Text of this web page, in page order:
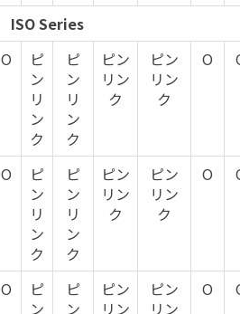
ISO Series
O
ピ
ン
リ
ン
ク
ピ
ン
リ
ン
ク
ピン
リン
ク
ピン
リン
ク
O
O
ピ
ン
リ
ン
ク
ピ
ン
リ
ン
ク
ピン
リン
ク
ピン
リン
ク
O
O
ピ
ン
ピ
ン
ピン
リン
ピン
リン
O